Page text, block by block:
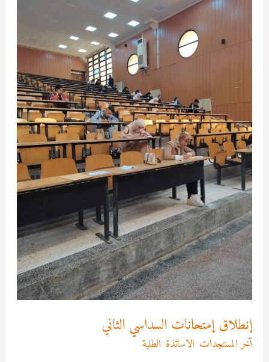
إنطلاق إمتحانات السداسي الثاني
آخر المستجدات الاساتذة الطلبة/
إمتحانات
السداسي
الثاني